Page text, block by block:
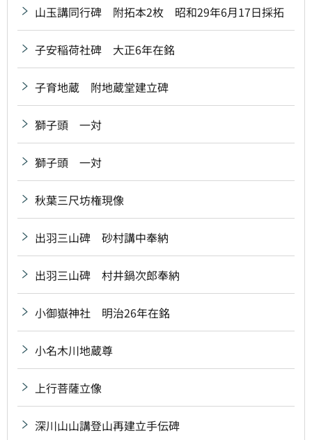
山玉講同行碑 附拓本2枚 昭和29年6月17日採拓
子安稲荷社碑 大正6年在銘
子育地蔵 附地蔵堂建立碑
獅子頭 一対
獅子頭 一対
秋葉三尺坊権現像
出羽三山碑 砂村講中奉納
出羽三山碑 村井鍋次郎奉納
小御嶽神社 明治26年在銘
小名木川地蔵尊
上行菩薩立像
深川山山講登山再建立手伝碑